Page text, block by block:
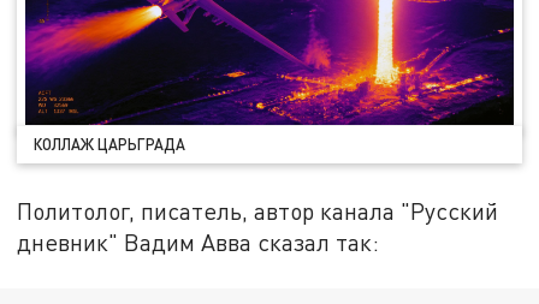
КОЛЛАЖ ЦАРЬГРАДА
Политолог, писатель, автор канала "Русский
дневник" Вадим Авва сказал так: